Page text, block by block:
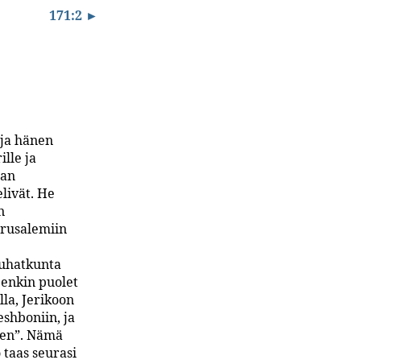
171:2 ►
hänen
ja
He
puolet
Jerikoon
ja
Nämä
seurasi